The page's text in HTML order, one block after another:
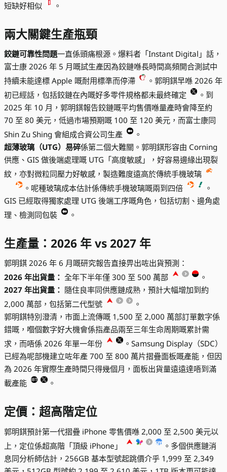
短缺好相似
。
兩大關鍵生產瓶頸
鉸鏈可靠性問題一直係頭痛根源。爆料者「Instant Digital」話，
富士康 2026 年 5 月嘅試生產因為鉸鏈喺長時間高頻開合測試中
持續未能達標 Apple 嘅耐用標準而停滯
。郭明錤早喺 2026 年
初已經話，包括鉸鏈在內嘅好多零件規格都未最終確定
。到
2025 年 10 月，郭明錤報告鉸鏈嘅平均售價喺量產時會降至約
70 至 80 美元，低過市場預期嘅 100 至 120 美元，而富士康同
Shin Zu Shing 會組成合資公司生產
。
超薄玻璃（UTG）易碎係第二個大難關。郭明錤形容由 Corning
供應、GIS 做後端處理嘅 UTG「高度敏感」，好容易邊緣出現裂
紋，亦對微粒同壓力好敏感，製造難度遠高於傳統手機玻璃
。呢種玻璃成本估計係傳統手機玻璃嘅兩到四倍
。
GIS 已經取得獨家處理 UTG 後端工序嘅角色，包括切割、邊角處
理、檢測同包裝
。
生產量：2026 年 vs 2027 年
郭明錤 2026 年 6 月嘅研究報告直接畀出咗出貨預測：
2026 年出貨量： 全年下半年僅 300 至 500 萬部
。
2027 年出貨量： 隨住良率同供應鏈成熟，預計大幅增加到約
2,000 萬部，包括第二代型號
。
郭明錤特別澄清，市面上流傳嘅 1,500 至 2,000 萬部訂單數字係
錯嘅，嗰個數字好大機會係指產品兩至三年生命周期嘅累計需
求，而唔係 2026 年單一年份
。Samsung Display（SDC）
已經為呢部機建立咗年產 700 至 800 萬片摺疊面板嘅產能，但因
為 2026 年實際生產時間只得幾個月，面板出貨量遠遠達唔到滿
載產能
。
定價：超高階定位
郭明錤預計第一代摺疊 iPhone 零售價喺 2,000 至 2,500 美元以
上，定位係超高階「頂級 iPhone」
。多個供應鏈消
息同分析師估計，256GB 基本型號起跳價介乎 1,999 至 2,349